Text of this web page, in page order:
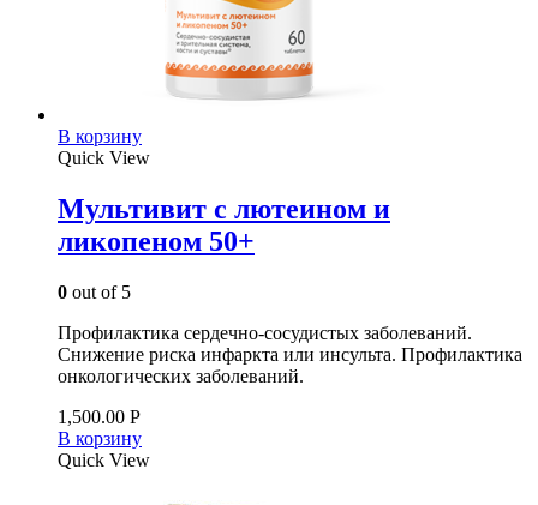
В корзину
Quick View
Мультивит с лютеином и
ликопеном 50+
0 out of 5
Профилактика сердечно-сосудистых заболеваний.
Снижение риска инфаркта или инсульта. Профилактика
онкологических заболеваний.
1,500.00 Р
В корзину
Quick View